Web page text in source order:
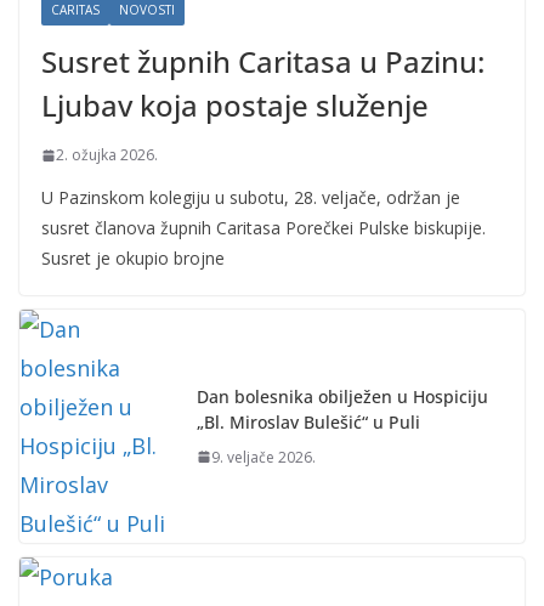
CARITAS NOVOSTI
Susret župnih Caritasa u Pazinu:
Ljubav koja postaje služenje
2. ožujka 2026.
U Pazinskom kolegiju u subotu, 28. veljače, održan je
susret članova župnih Caritasa Porečkei Pulske biskupije.
Susret je okupio brojne
Dan bolesnika obilježen u Hospiciju
„Bl. Miroslav Bulešić“ u Puli
9. veljače 2026.